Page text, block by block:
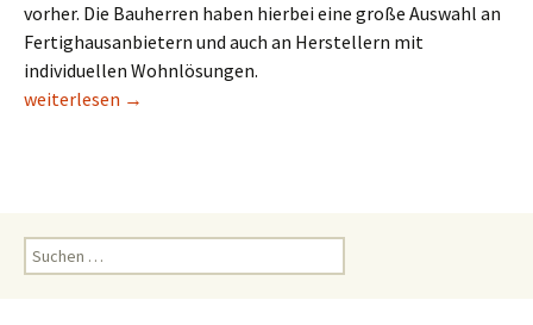
vorher. Die Bauherren haben hierbei eine große Auswahl an
Fertighausanbietern und auch an Herstellern mit
individuellen Wohnlösungen.
Fertighaus – Das Eigenheim mit Vorteilen
weiterlesen →
Suchen
nach: